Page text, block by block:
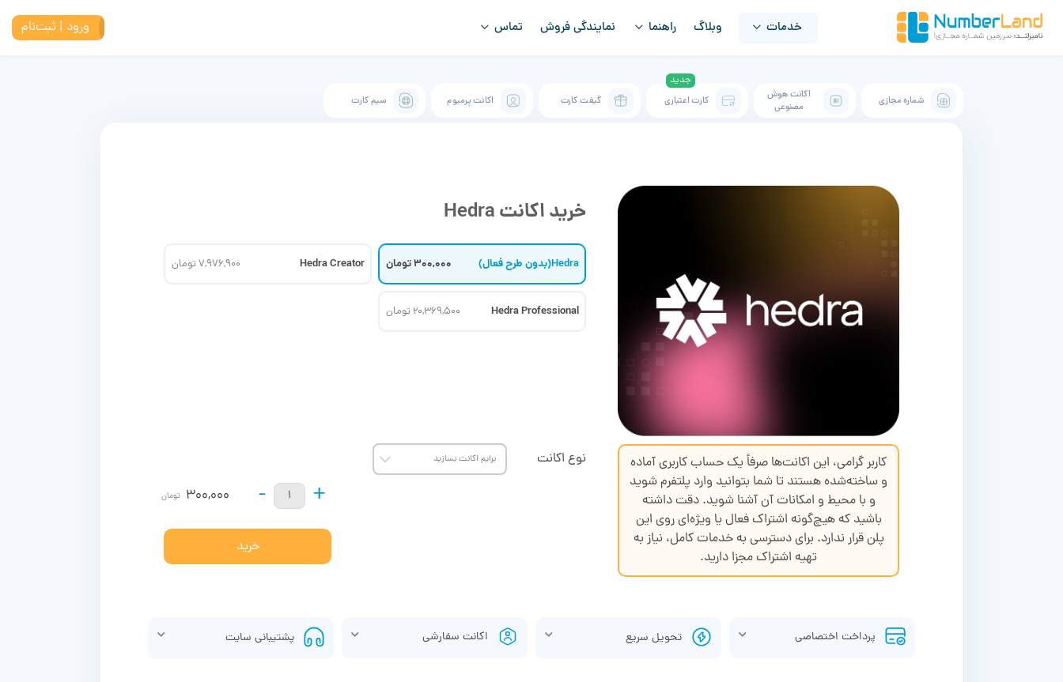
خدمات وبلاگ راهنما نمایندگی فروش تماس ورود | ثبت‌نام
شماره مجازی
اکانت هوش
مصنوعی
کارت اعتباری گیفت کارت اکانت پرمیوم سیم کارت
کاربر گرامی، این اکانت‌ها صرفاً یک حساب کاربری آماده
و ساخته‌شده هستند تا شما بتوانید وارد پلتفرم شوید
و با محیط و امکانات آن آشنا شوید. دقت داشته
باشید که هیچ‌گونه اشتراک فعال یا ویژه‌ای روی این
پلن قرار ندارد. برای دسترسی به خدمات کامل، نیاز به
تهیه اشتراک مجزا دارید.
خرید اکانت Hedra
Hedra(بدون طرح فعال) 300,000 تومان Hedra Creator 7,976,900 تومان
Hedra Professional 20,369,500 تومان
نوع اکانت
+
-
300,000 تومان
خرید
پرداخت اختصاصی تحویل سریع اکانت سفارشی پشتیبانی سایت